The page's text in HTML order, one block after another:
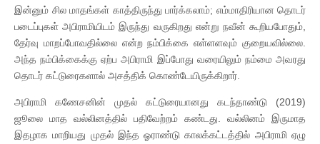
இன்னும் சில மாதங்கள் காத்திருந்து பார்க்கலாம்; எம்மாதிரியான தொடர்
படைப்புகள் அபிராமியிடம் இருந்து வருகிறது என்று நவீன் கூறியபோதும்,
தேர்வு மாறப்போவதில்லை என்ற நம்பிக்கை எள்ளளவும் குறையவில்லை.
அந்த நம்பிக்கைக்கு ஏற்ப அபிராமி இப்போது வரையிலும் நம்மை அவரது
தொடர் கட்டுரைகளால் அசத்திக் கொண்டேயிருக்கிறார்.
அபிராமி கணேசனின் முதல் கட்டுரையானது கடந்தாண்டு (2019)
ஜூலை மாத வல்லினத்தில் பதிவேற்றம் கண்டது. வல்லினம் இருமாத
இதழாக மாறியது முதல் இந்த ஓராண்டு காலக்கட்டத்தில் அபிராமி ஏழு